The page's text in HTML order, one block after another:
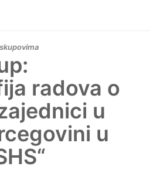
radova o
u
u